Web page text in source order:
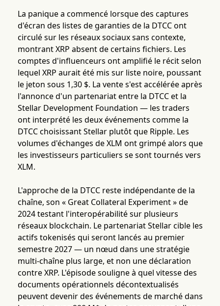
La panique a commencé lorsque des captures
d'écran des listes de garanties de la DTCC ont
circulé sur les réseaux sociaux sans contexte,
montrant XRP absent de certains fichiers. Les
comptes d'influenceurs ont amplifié le récit selon
lequel XRP aurait été mis sur liste noire, poussant
le jeton sous 1,30 $. La vente s'est accélérée après
l'annonce d'un partenariat entre la DTCC et la
Stellar Development Foundation — les traders
ont interprété les deux événements comme la
DTCC choisissant Stellar plutôt que Ripple. Les
volumes d'échanges de XLM ont grimpé alors que
les investisseurs particuliers se sont tournés vers
XLM.
L'approche de la DTCC reste indépendante de la
chaîne, son « Great Collateral Experiment » de
2024 testant l'interopérabilité sur plusieurs
réseaux blockchain. Le partenariat Stellar cible les
actifs tokenisés qui seront lancés au premier
semestre 2027 — un nœud dans une stratégie
multi-chaîne plus large, et non une déclaration
contre XRP. L'épisode souligne à quel vitesse des
documents opérationnels décontextualisés
peuvent devenir des événements de marché dans